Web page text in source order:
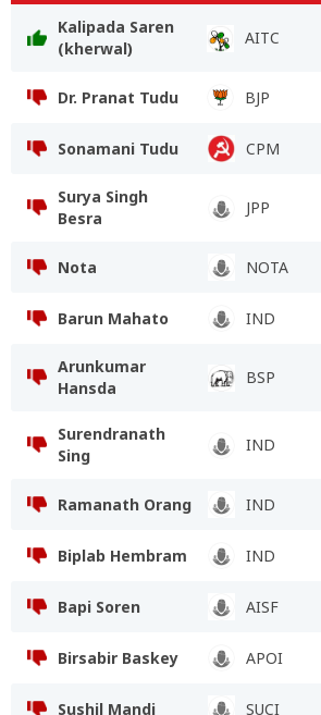
Kalipada Saren
(kherwal)
AITC
Dr. Pranat Tudu BJP
Sonamani Tudu CPM
Surya Singh
Besra
JPP
Nota NOTA
Barun Mahato IND
Arunkumar
Hansda
BSP
Surendranath
Sing
IND
Ramanath Orang IND
Biplab Hembram IND
Bapi Soren AISF
Birsabir Baskey APOI
Sushil Mandi SUCI